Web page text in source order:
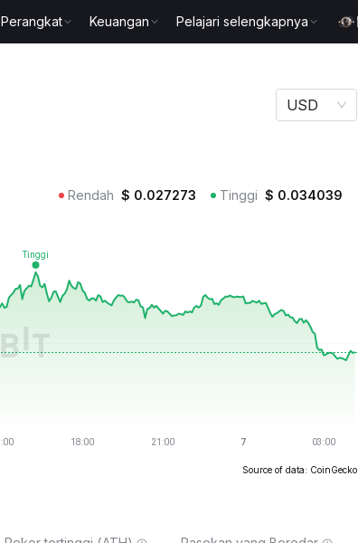
Perangkat Keuangan Pelajari selengkapnya
USD
Rendah $ 0.027273 Tinggi $ 0.034039
Source of data: CoinGecko